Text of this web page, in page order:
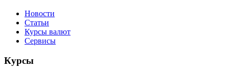
Новости
Статьи
Курсы валют
Сервисы
Курсы